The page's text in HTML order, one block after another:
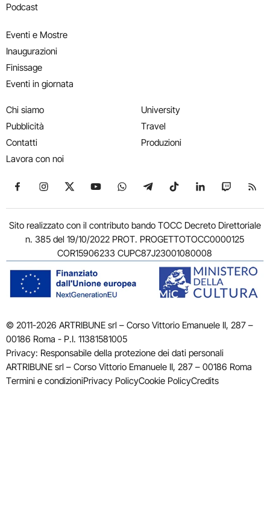
Podcast
Eventi e Mostre
Inaugurazioni
Finissage
Eventi in giornata
Chi siamo
Pubblicità
Contatti
Lavora con noi
University
Travel
Produzioni
Seguici su Facebook
Seguici su Instagram
Seguici su X
Seguici su YouTube
Seguici su WhatsApp
Seguici su Telegram
Seguici su TikTok
Seguici su
Seguici
Sito realizzato con il contributo bando TOCC Decreto Direttoriale
n. 385 del 19/10/2022 PROT. PROGETTOTOCC0000125
COR15906233 CUPC87J23001080008
© 2011-2026 ARTRIBUNE srl – Corso Vittorio Emanuele II, 287 –
00186 Roma - P.I. 11381581005
Privacy: Responsabile della protezione dei dati personali
ARTRIBUNE srl – Corso Vittorio Emanuele II, 287 – 00186 Roma
Termini e condizioniPrivacy PolicyCookie PolicyCredits